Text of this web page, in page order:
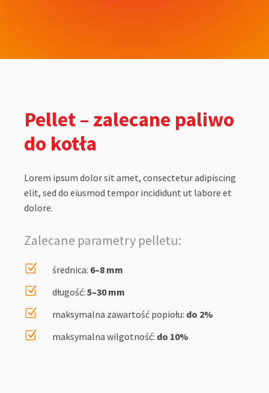
Pellet – zalecane paliwo
do kotła
Lorem ipsum dolor sit amet, consectetur adipiscing
elit, sed do eiusmod tempor incididunt ut labore et
dolore.
Zalecane parametry pelletu:
Z średnica: 6–8 mm
Z długość: 5–30 mm
Z maksymalna zawartość popiołu: do 2%
Z maksymalna wilgotność: do 10%